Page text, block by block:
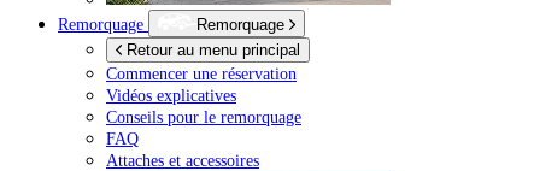
Remorquage
Remorquage
Retour au menu principal
Commencer une réservation
Vidéos explicatives
Conseils pour le remorquage
FAQ
Attaches et accessoires